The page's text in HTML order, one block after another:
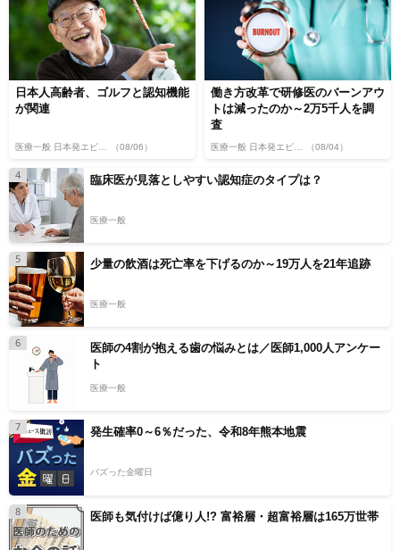
日本人高齢者、ゴルフと認知機能
が関連
（08/06）
働き方改革で研修医のバーンアウ
トは減ったのか～2万5千人を調
査
（08/04）
4 臨床医が見落としやすい認知症のタイプは？
医療一般
5 少量の飲酒は死亡率を下げるのか～19万人を21年追跡
医療一般
6
医師の4割が抱える歯の悩みとは／医師1,000人アンケー
ト
医療一般
7 発生確率0～6％だった、令和8年熊本地震
バズった金曜日
8 医師も気付けば億り人!? 富裕層・超富裕層は165万世帯